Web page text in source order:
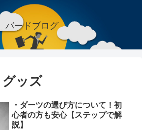
バードブログ
ッズ
・ダーツの選び方について！初
心者の方も安心【ステップで解
説】